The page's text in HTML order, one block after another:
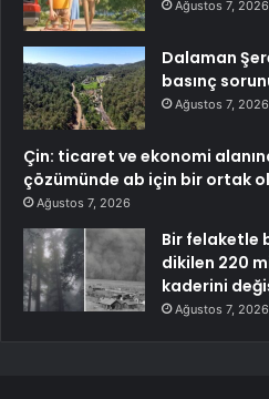
Ağustos 7, 2026
Dalaman
basınç
Ağustos 7, 2026
Çin: ticaret ve ekonomi
çözümünde ab için bir ortak
Ağustos 7, 2026
Bir felaketle
dikilen 220
kaderini
Ağustos 7, 2026